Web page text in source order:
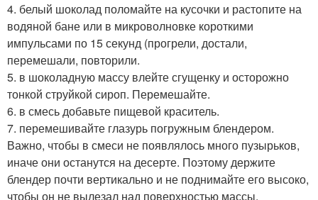
4. белый шоколад поломайте на кусочки и растопите на
водяной бане или в микроволновке короткими
импульсами по 15 секунд (прогрели, достали,
перемешали, повторили.
5. в шоколадную массу влейте сгущенку и осторожно
тонкой струйкой сироп. Перемешайте.
6. в смесь добавьте пищевой краситель.
7. перемешивайте глазурь погружным блендером.
Важно, чтобы в смеси не появлялось много пузырьков,
иначе они останутся на десерте. Поэтому держите
блендер почти вертикально и не поднимайте его высоко,
чтобы он не вылезал над поверхностью массы.